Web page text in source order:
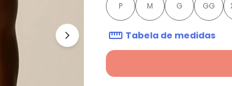
P M G GG
Tabela de medidas